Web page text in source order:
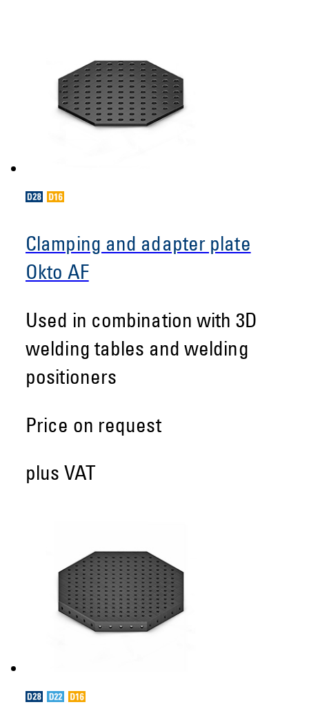
Clamping and adapter plate
Okto AF
Used in combination with 3D
welding tables and welding
positioners
Price on request
plus VAT